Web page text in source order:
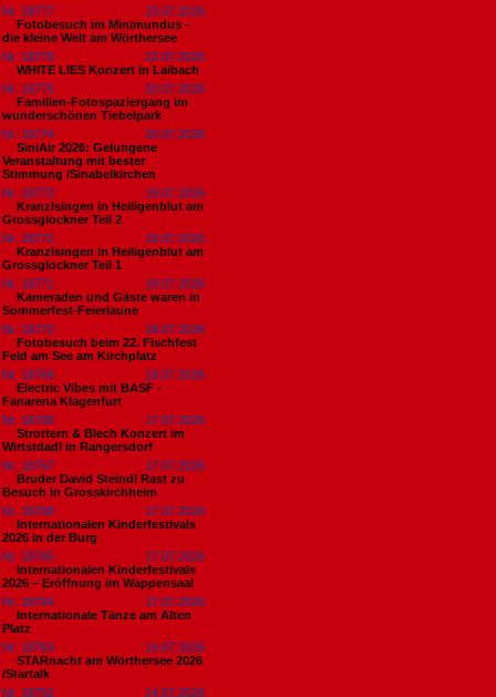
Nr. 18777
23.07.2026
Fotobesuch im Minimundus -
die kleine Welt am Wörthersee
Nr. 18776
22.07.2026
WHITE LIES Konzert in Laibach
Nr. 18775
20.07.2026
Familien-Fotospaziergang im
wunderschönen Tiebelpark
Nr. 18774
20.07.2026
SiniAir 2026: Gelungene
Veranstaltung mit bester
Stimmung /Sinabelkirchen
Nr. 18773
19.07.2026
Kranzlsingen in Heiligenblut am
Grossglockner Teil 2
Nr. 18772
19.07.2026
Kranzlsingen in Heiligenblut am
Grossglockner Teil 1
Nr. 18771
19.07.2026
Kameraden und Gäste waren in
Sommerfest-Feierlaune
Nr. 18770
18.07.2026
Fotobesuch beim 22. Fischfest
Feld am See am Kirchplatz
Nr. 18769
18.07.2026
Electric Vibes mit BASF -
Fanarena Klagenfurt
Nr. 18768
17.07.2026
Strottern & Blech Konzert im
Wirtstdadl in Rangersdorf
Nr. 18767
17.07.2026
Bruder David Steindl Rast zu
Besuch in Grosskirchheim
Nr. 18766
17.07.2026
Internationalen Kinderfestivals
2026 in der Burg
Nr. 18765
17.07.2026
Internationalen Kinderfestivals
2026 – Eröffnung im Wappensaal
Nr. 18764
17.07.2026
Internationale Tänze am Alten
Platz
Nr. 18763
14.07.2026
STARnacht am Wörthersee 2026
/Startalk
Nr. 18762
14.07.2026